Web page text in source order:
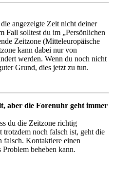
angezeigte Zeit nicht deiner
Fall solltest du im „Persönlichen
Zeitzone (Mitteleuropäische
kann dabei nur von
werden. Wenn du noch nicht
Grund, dies jetzt zu tun.
aber die Forenuhr geht immer
du die Zeitzone richtig
trotzdem noch falsch ist, geht die
falsch. Kontaktiere einen
beheben kann.